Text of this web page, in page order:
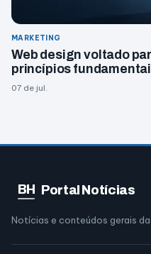
MARKETING
Web design voltado
princípios
07 de jul.
BH Portal Notícias
Notícias e conteúdos gerais